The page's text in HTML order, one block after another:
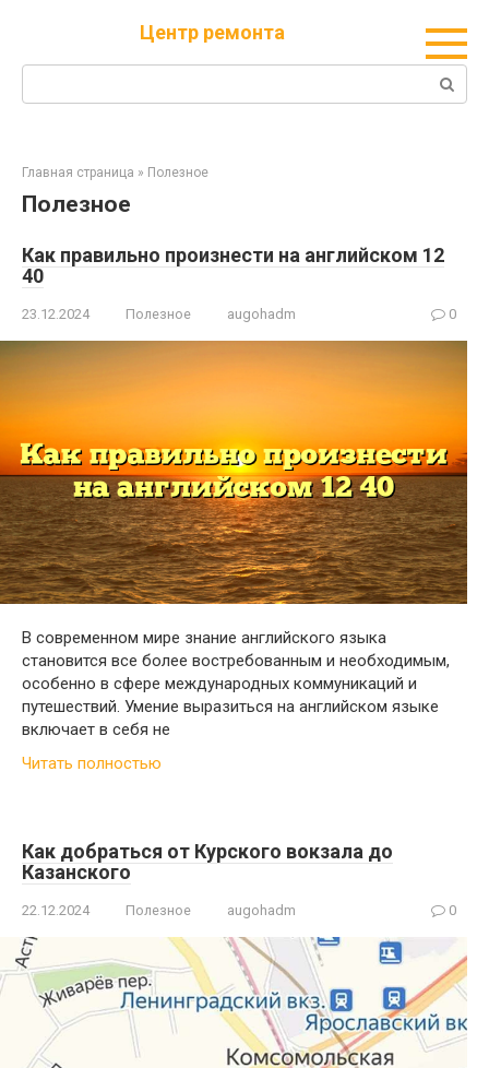
Центр ремонта
Поиск:
Главная страница » Полезное
Полезное
Как правильно произнести на английском 12
40
23.12.2024 Полезное augohadm 0
В современном мире знание английского языка
становится все более востребованным и необходимым,
особенно в сфере международных коммуникаций и
путешествий. Умение выразиться на английском языке
включает в себя не
Читать полностью
Как добраться от Курского вокзала до
Казанского
22.12.2024 Полезное augohadm 0